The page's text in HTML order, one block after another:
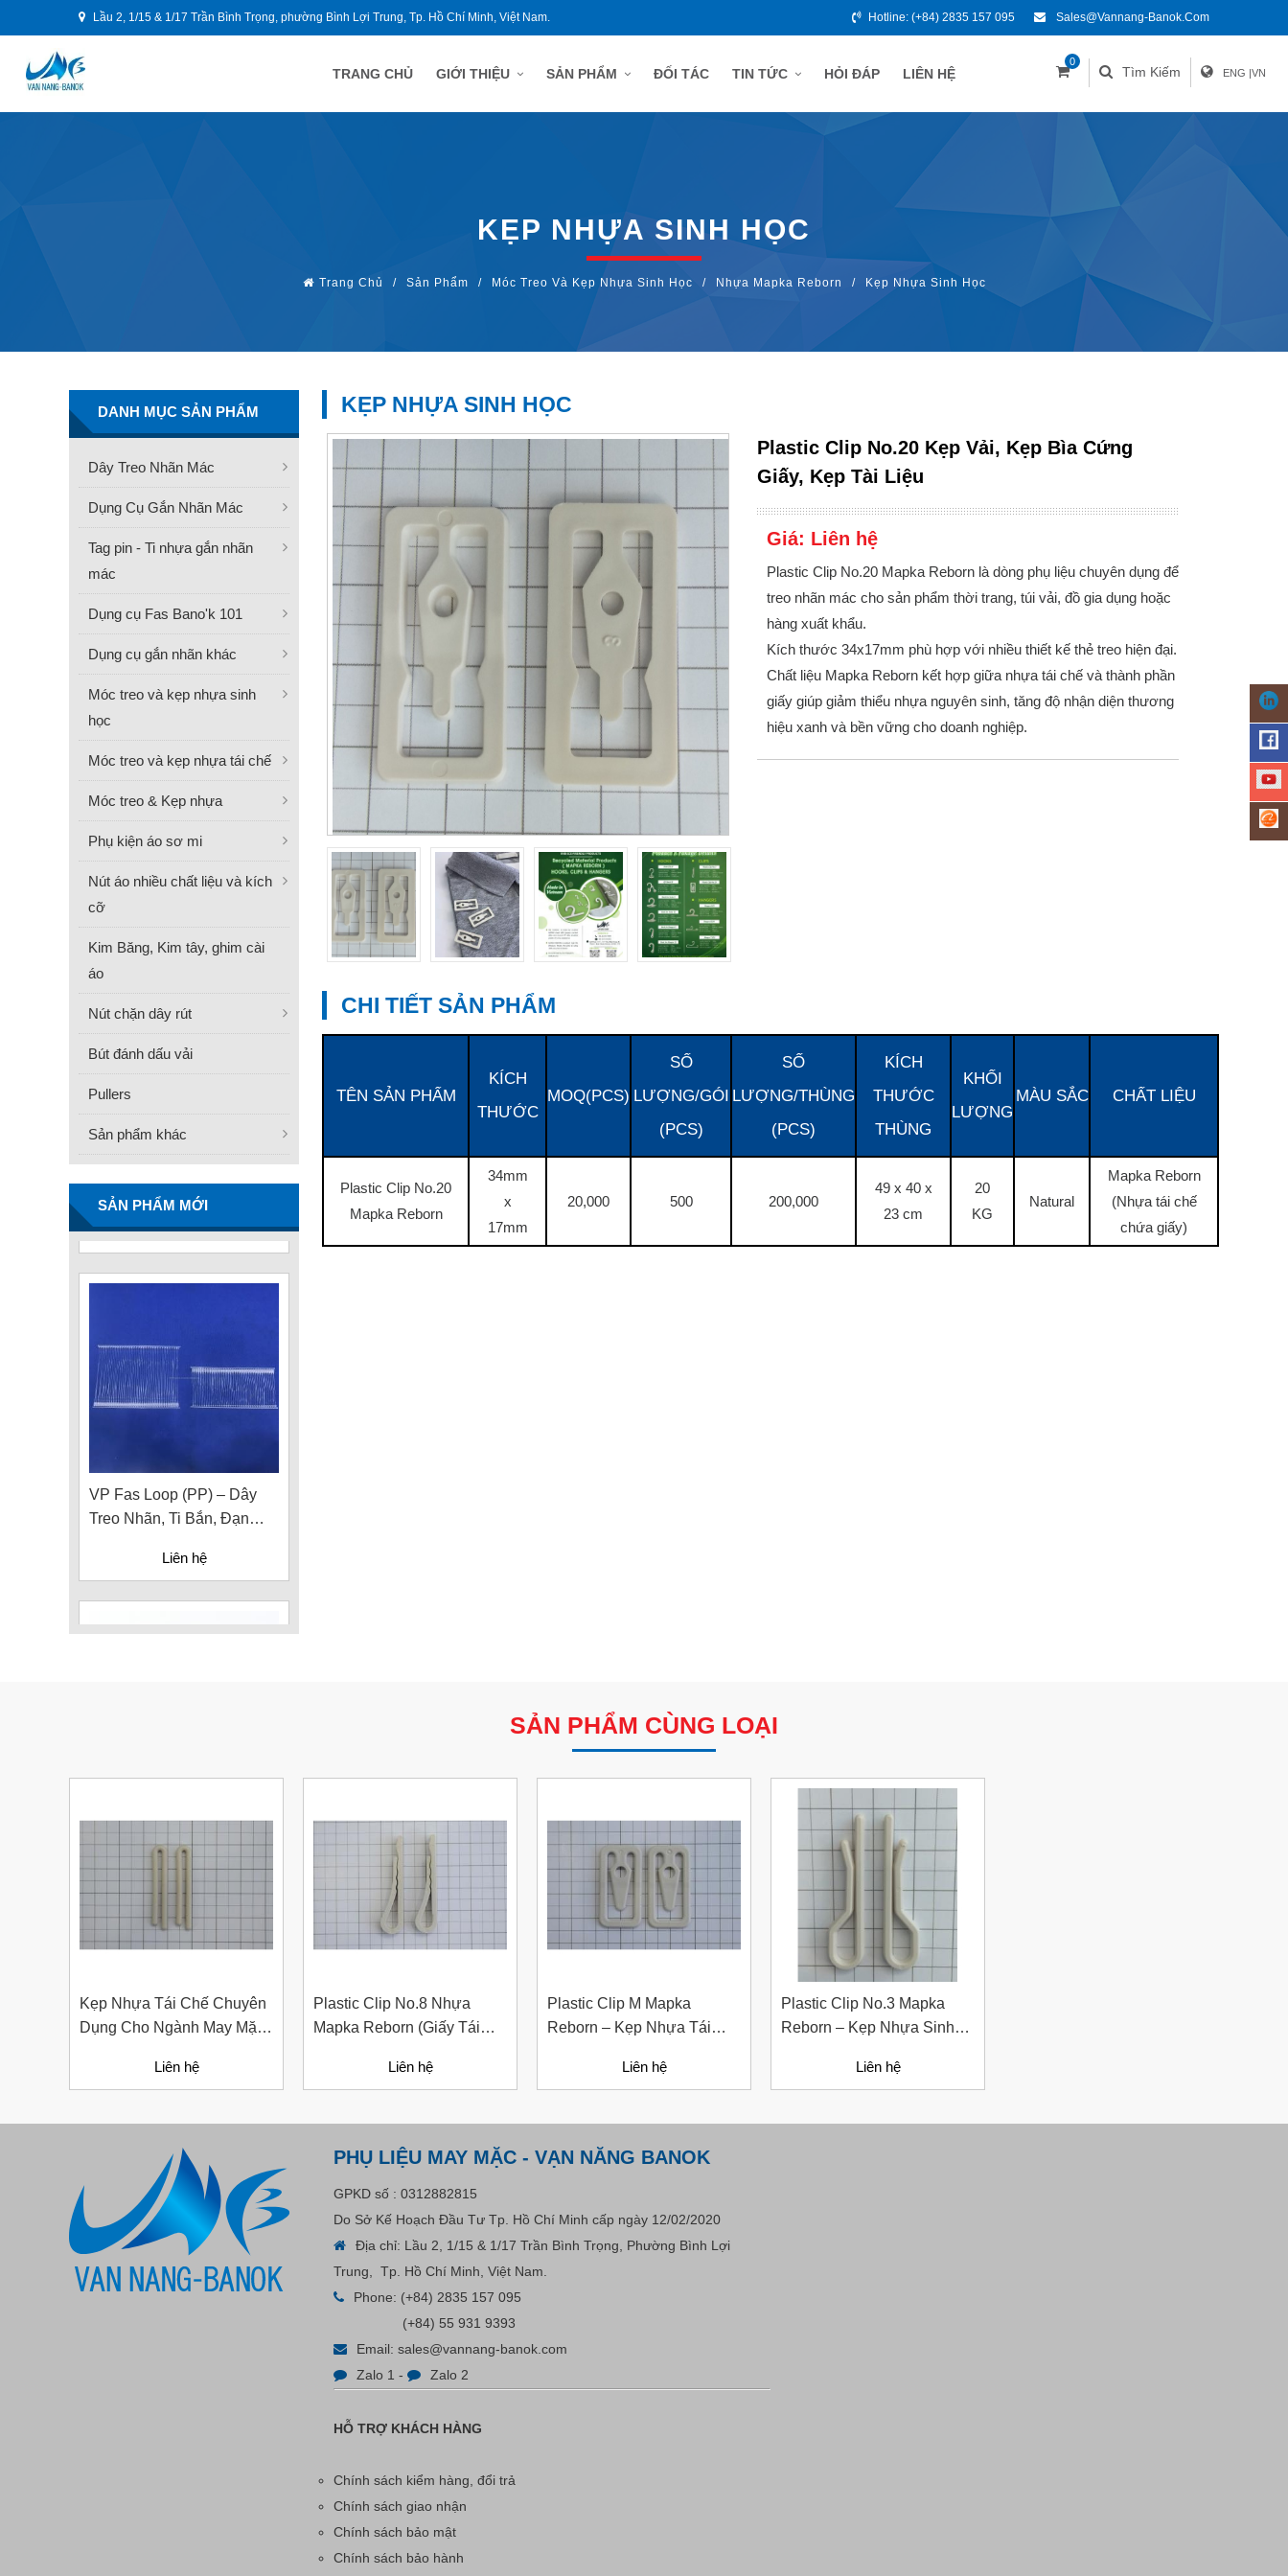
Lầu 2, 1/15 & 1/17 Trần Bình Trọng, phường Bình Lợi Trung, Tp. Hồ Chí Minh, Việt Nam. Hotline: (+84) 2835 157 095 Sales@vannang-Banok.com
TRANG CHỦ GIỚI THIỆU SẢN PHẨM ĐỐI TÁC TIN TỨC HỎI ĐÁP LIÊN HỆ
0
Tìm Kiếm ENG |VN
KẸP NHỰA SINH HỌC
Trang Chủ / Sản Phẩm / Móc Treo Và Kẹp Nhựa Sinh Học / Nhựa Mapka Reborn / Kẹp Nhựa Sinh Học
KẸP NHỰA SINH HỌC
Plastic Clip No.20 Kẹp Vải, Kẹp Bìa Cứng
Giấy, Kẹp Tài Liệu
Giá: Liên hệ
Plastic Clip No.20 Mapka Reborn là dòng phụ liệu chuyên dụng để
treo nhãn mác cho sản phẩm thời trang, túi vải, đồ gia dụng hoặc
hàng xuất khẩu.
Kích thước 34x17mm phù hợp với nhiều thiết kế thẻ treo hiện đại.
Chất liệu Mapka Reborn kết hợp giữa nhựa tái chế và thành phần
giấy giúp giảm thiểu nhựa nguyên sinh, tăng độ nhận diện thương
hiệu xanh và bền vững cho doanh nghiệp.
CHI TIẾT SẢN PHẨM
TÊN SẢN PHẨM
KÍCH
THƯỚC
MOQ(PCS)
SỐ
LƯỢNG/GÓI
(PCS)
SỐ
LƯỢNG/THÙNG
(PCS)
KÍCH
THƯỚC
THÙNG
KHỐI
LƯỢNG
MÀU SẮC CHẤT LIỆU
Plastic Clip No.20
Mapka Reborn
34mm
x
17mm
20,000 500 200,000
49 x 40 x
23 cm
20
KG
Natural
Mapka Reborn
(Nhựa tái chế
chứa giấy)
DANH MỤC SẢN PHẨM
Dây Treo Nhãn Mác
Dụng Cụ Gắn Nhãn Mác
Tag pin - Ti nhựa gắn nhãn
mác
Dụng cụ Fas Bano'k 101
Dụng cụ gắn nhãn khác
Móc treo và kẹp nhựa sinh
học
Móc treo và kẹp nhựa tái chế
Móc treo & Kẹp nhựa
Phụ kiện áo sơ mi
Nút áo nhiều chất liệu và kích
cỡ
Kim Băng, Kim tây, ghim cài
áo
Nút chặn dây rút
Bút đánh dấu vải
Pullers
Sản phẩm khác
SẢN PHẨM MỚI
FN -25 Needle – Kim Gắn
Nhãn Thép Không Gỉ
34.3mm
Liên hệ
VP Fas Loop (PP) – Dây
Treo Nhãn, Ti Bắn, Đạn
Vòng Treo Nhãn Mác
Liên hệ
Stopper – Recycled Nylon
Liên hệ
Bút Đánh Dấu Màu Trắng –
ADGER CHAKO ACE
Liên hệ
SẢN PHẨM CÙNG LOẠI
Kẹp Nhựa Tái Chế Chuyên
Dụng Cho Ngành May Mặc
Mapka Reborn
Liên hệ
Plastic Clip No.8 Nhựa
Mapka Reborn (Giấy Tái
Trưng Bày Và Cố Định Sản
Liên hệ
Plastic Clip M Mapka
Reborn – Kẹp Nhựa Tái
Liên hệ
Plastic Clip No.3 Mapka
Reborn – Kẹp Nhựa Sinh
Liên hệ
PHỤ LIỆU MAY MẶC - VẠN NĂNG BANOK
GPKD số : 0312882815
Do Sở Kế Hoạch Đầu Tư Tp. Hồ Chí Minh cấp ngày 12/02/2020
Địa chỉ: Lầu 2, 1/15 & 1/17 Trần Bình Trọng, Phường Bình Lợi
Trung, Tp. Hồ Chí Minh, Việt Nam.
Phone: (+84) 2835 157 095
(+84) 55 931 9393
Email: sales@vannang-banok.com
Zalo 1 - Zalo 2
HỖ TRỢ KHÁCH HÀNG
Chính sách kiểm hàng, đổi trả
Chính sách giao nhận
Chính sách bảo mật
Chính sách bảo hành